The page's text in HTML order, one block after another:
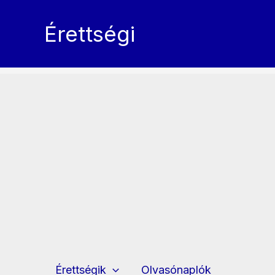
Érettségi
Érettségik Olvasónaplók